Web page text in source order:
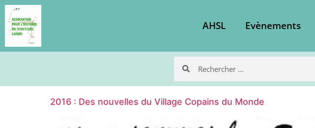
AHSL Evènements
2016 : Des nouvelles du Village Copains du Monde